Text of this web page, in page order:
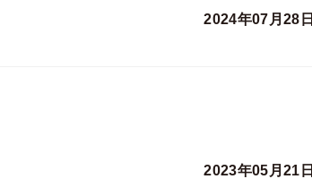
2024年07月28日
2023年05月21日